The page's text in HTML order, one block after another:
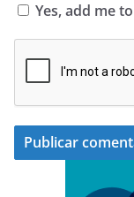
Yes, add me